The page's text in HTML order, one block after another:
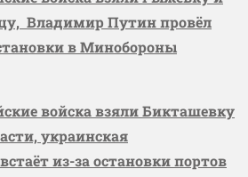
Владимир Путин провёл
в Минобороны
войска взяли Бикташевку
украинская
из-за остановки портов